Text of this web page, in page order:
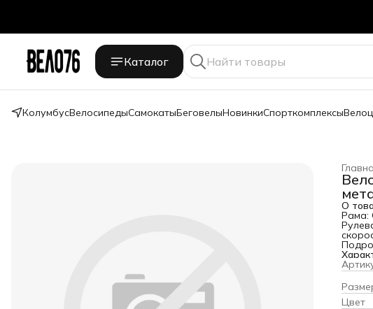
Каталог
КолумбусВелосипедыСамокатыБеговелыНовинкиСпорткомплексы
О
Рама:
Цвет